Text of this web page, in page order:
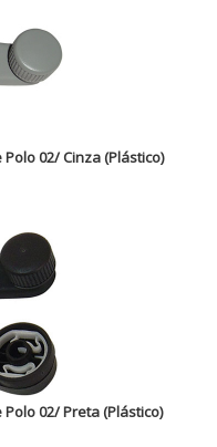
02/ Cinza (Plástico)
02/ Preta (Plástico)